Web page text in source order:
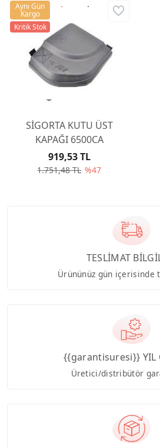
SİGORTA KUTU ÜST
KAPAĞI 6500CA
1.751,48 TL %47
919,53 TL
Aynı Gün
Kargo
Kritik Stok
TESLİMAT
Ürününüz gün
{{garantisuresi}} YIL
Üretici/distribütör